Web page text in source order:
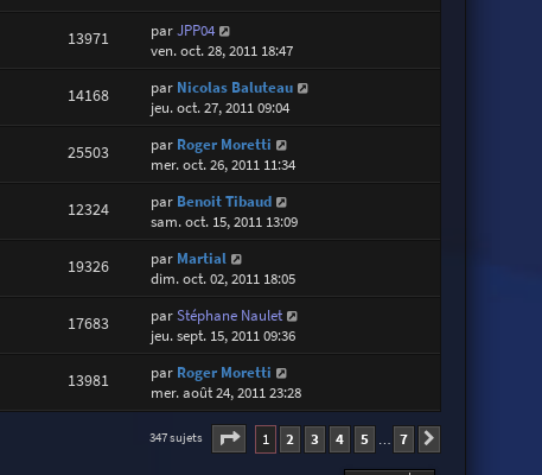
13971 parJPP04
ven. oct. 28, 2011 18:47
14168 par Nicolas Baluteau
jeu. oct. 27, 2011 09:04
25503 par Roger Moretti
mer. oct. 26, 2011 11:34
12324 par Benoit Tibaud
sam. oct. 15, 2011 13:09
19326 par Martial
dim. oct. 02, 2011 18:05
17683 parStéphane Naulet
jeu. sept. 15, 2011 09:36
13981 par Roger Moretti
mer. août 24, 2011 23:28
347 sujets Page 1sur7
1 2 3 4 5 … 7